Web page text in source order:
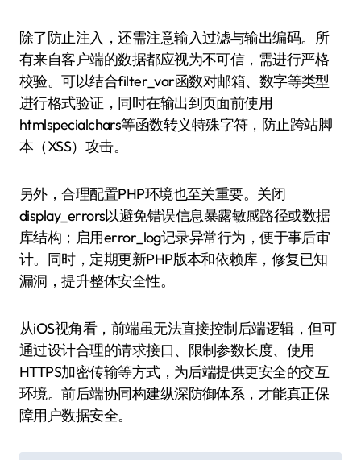
除了防止注入，还需注意输入过滤与输出编码。所
有来自客户端的数据都应视为不可信，需进行严格
校验。可以结合filter_var函数对邮箱、数字等类型
进行格式验证，同时在输出到页面前使用
htmlspecialchars等函数转义特殊字符，防止跨站脚
本（XSS）攻击。
另外，合理配置PHP环境也至关重要。关闭
display_errors以避免错误信息暴露敏感路径或数据
库结构；启用error_log记录异常行为，便于事后审
计。同时，定期更新PHP版本和依赖库，修复已知
漏洞，提升整体安全性。
从iOS视角看，前端虽无法直接控制后端逻辑，但可
通过设计合理的请求接口、限制参数长度、使用
HTTPS加密传输等方式，为后端提供更安全的交互
环境。前后端协同构建纵深防御体系，才能真正保
障用户数据安全。